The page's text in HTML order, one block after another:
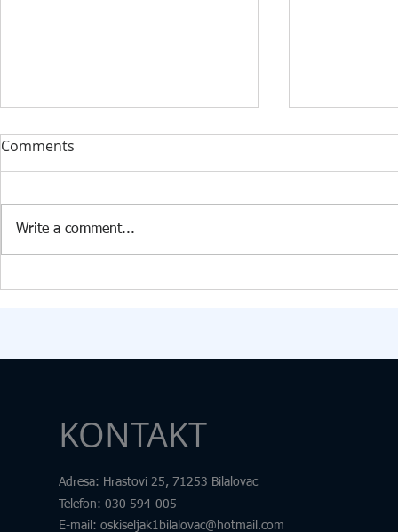
DONACIJA ZA KABINET
osoba i izbjeglica za opremanje
STRUČNI
Comments
Write a comment...
KONTAKT
Adresa: Hrastovi 25, 71253 Bilalovac
Telefon: 030 594-005
E-mail: oskiseljak1bilalovac@hotmail.com